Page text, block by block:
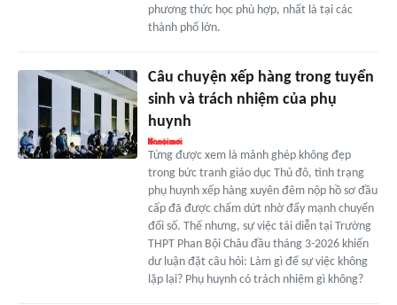
phương thức học phù hợp, nhất là tại các
thành phố lớn.
Câu chuyện xếp hàng trong tuyển
sinh và trách nhiệm của phụ
huynh
Từng được xem là mảnh ghép không đẹp
trong bức tranh giáo dục Thủ đô, tình trạng
phụ huynh xếp hàng xuyên đêm nộp hồ sơ đầu
cấp đã được chấm dứt nhờ đẩy mạnh chuyển
đổi số. Thế nhưng, sự việc tái diễn tại Trường
THPT Phan Bội Châu đầu tháng 3-2026 khiến
dư luận đặt câu hỏi: Làm gì để sự việc không
lặp lại? Phụ huynh có trách nhiệm gì không?